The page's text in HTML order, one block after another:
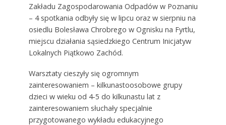
Zakładu Zagospodarowania Odpadów w Poznaniu
– 4 spotkania odbyły się w lipcu oraz w sierpniu na
osiedlu Bolesława Chrobrego w Ognisku na Fyrtlu,
miejscu działania sąsiedzkiego Centrum Inicjatyw
Lokalnych Piątkowo Zachód.
Warsztaty cieszyły się ogromnym
zainteresowaniem – kilkunastoosobowe grupy
dzieci w wieku od 4-5 do kilkunastu lat z
zainteresowaniem słuchały specjalnie
przygotowanego wykładu edukacyjnego